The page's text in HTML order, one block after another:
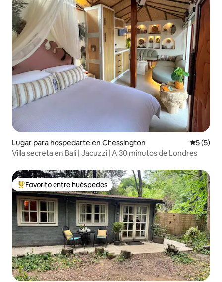
Lugar para hospedarte en Chessington
5 (5)
Villa secreta en Bali | Jacuzzi | A 30 minutos de Londres
De los mejores en Favorito entre huéspedes
Favorito entre huéspedes